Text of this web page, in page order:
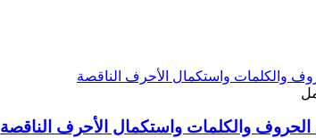
الحروف والكلمات واستكمال الأحرف الناقصة